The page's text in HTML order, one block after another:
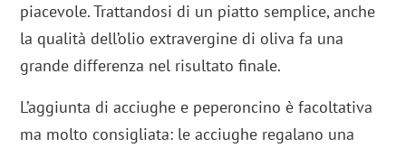
piacevole. Trattandosi di un piatto semplice, anche
la qualità dell’olio extravergine di oliva fa una
grande differenza nel risultato finale.
L’aggiunta di acciughe e peperoncino è facoltativa
ma molto consigliata: le acciughe regalano una